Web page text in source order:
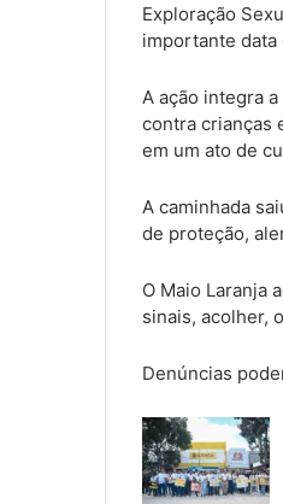
Exploração
importante data
A ação integra
contra crianças
em um ato de
A caminhada
de proteção,
O Maio Laranja
sinais, acolher,
Denúncias